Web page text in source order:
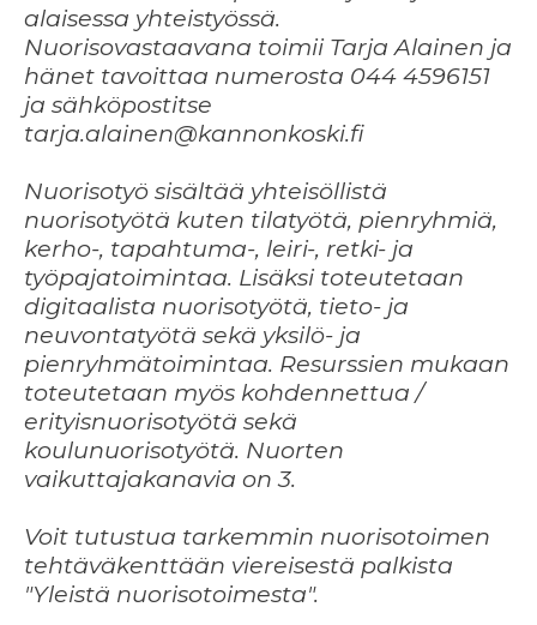
alaisessa yhteistyössä.
Nuorisovastaavana toimii Tarja Alainen ja
hänet tavoittaa numerosta 044 4596151
ja sähköpostitse
tarja.alainen@kannonkoski.fi
Nuorisotyö sisältää yhteisöllistä
nuorisotyötä kuten tilatyötä, pienryhmiä,
kerho-, tapahtuma-, leiri-, retki- ja
työpajatoimintaa. Lisäksi toteutetaan
digitaalista nuorisotyötä, tieto- ja
neuvontatyötä sekä yksilö- ja
pienryhmätoimintaa. Resurssien mukaan
toteutetaan myös kohdennettua /
erityisnuorisotyötä sekä
koulunuorisotyötä. Nuorten
vaikuttajakanavia on 3.
Voit tutustua tarkemmin nuorisotoimen
tehtäväkenttään viereisestä palkista
"Yleistä nuorisotoimesta".